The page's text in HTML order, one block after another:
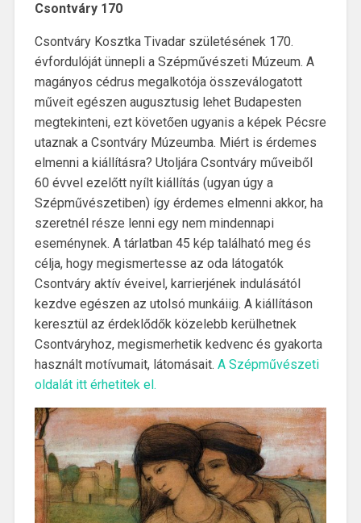
Csontváry 170
Csontváry Kosztka Tivadar születésének 170.
évfordulóját ünnepli a Szépművészeti Múzeum. A
magányos cédrus megalkotója összeválogatott
műveit egészen augusztusig lehet Budapesten
megtekinteni, ezt követően ugyanis a képek Pécsre
utaznak a Csontváry Múzeumba. Miért is érdemes
elmenni a kiállításra? Utoljára Csontváry műveiből
60 évvel ezelőtt nyílt kiállítás (ugyan úgy a
Szépművészetiben) így érdemes elmenni akkor, ha
szeretnél része lenni egy nem mindennapi
eseménynek. A tárlatban 45 kép található meg és
célja, hogy megismertesse az oda látogatók
Csontváry aktív éveivel, karrierjének indulásától
kezdve egészen az utolsó munkáiig. A kiállításon
keresztül az érdeklődők közelebb kerülhetnek
Csontváryhoz, megismerhetik kedvenc és gyakorta
használt motívumait, látomásait. A Szépművészeti
oldalát itt érhetitek el.